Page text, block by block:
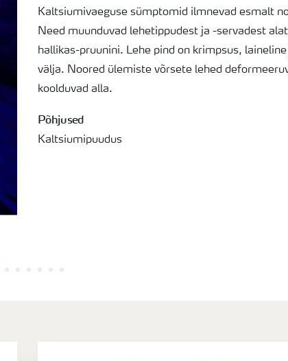
Kaltsiumivaeguse sümptomid ilmnevad esmalt
Need muunduvad lehetippudest ja -servadest
hallikas-pruunini. Lehe pind on krimpsus,
välja. Noored ülemiste võrsete lehed
koolduvad alla.
Põhjused
Kaltsiumipuudus